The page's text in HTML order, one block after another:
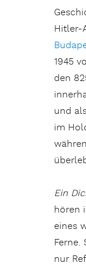
Hitler-
1945
den
und
im
Ein
hören
eines
Ferne.
nur